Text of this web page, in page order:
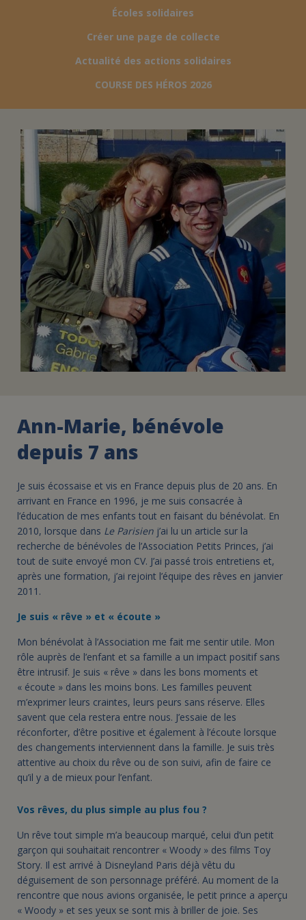
FAIRE UN DON
ESPACE PRESSE
JE DEVIENS
BÉNÉVOLE
DEVENIR
UN PETIT PRINCE
Écoles solidaires
Créer une page de collecte
Actualité des actions solidaires
COURSE DES HÉROS 2026
Ann-Marie, bénévole
depuis 7 ans
Je suis écossaise et vis en France depuis plus de 20 ans. En
arrivant en France en 1996, je me suis consacrée à
l’éducation de mes enfants tout en faisant du bénévolat. En
2010, lorsque dans Le Parisien j’ai lu un article sur la
recherche de bénévoles de l’Association Petits Princes, j’ai
tout de suite envoyé mon CV. J’ai passé trois entretiens et,
après une formation, j’ai rejoint l’équipe des rêves en janvier
2011.
Je suis « rêve » et « écoute »
Mon bénévolat à l’Association me fait me sentir utile. Mon
rôle auprès de l’enfant et sa famille a un impact positif sans
être intrusif. Je suis « rêve » dans les bons moments et
« écoute » dans les moins bons. Les familles peuvent
m’exprimer leurs craintes, leurs peurs sans réserve. Elles
savent que cela restera entre nous. J’essaie de les
réconforter, d’être positive et également à l’écoute lorsque
des changements interviennent dans la famille. Je suis très
attentive au choix du rêve ou de son suivi, afin de faire ce
qu’il y a de mieux pour l’enfant.
Vos rêves, du plus simple au plus fou ?
Un rêve tout simple m’a beaucoup marqué, celui d’un petit
garçon qui souhaitait rencontrer « Woody » des films Toy
Story. Il est arrivé à Disneyland Paris déjà vêtu du
déguisement de son personnage préféré. Au moment de la
rencontre que nous avions organisée, le petit prince a aperçu
« Woody » et ses yeux se sont mis à briller de joie. Ses